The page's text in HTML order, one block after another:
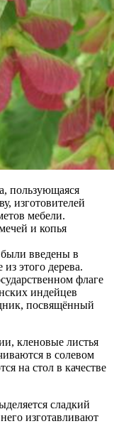
пользующаяся
изготовителей
мебели.
и копья
введены в
этого дерева.
флаге
индейцев
посвящённый
кленовые листья
в солевом
на стол в качестве
сладкий
изготавливают